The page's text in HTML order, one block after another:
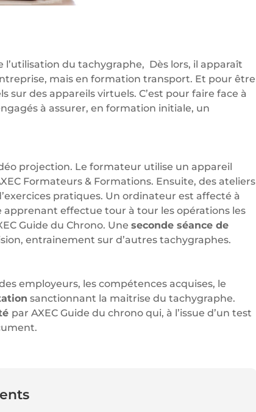
du tachygraphe, Dès lors, il apparaît
mais en formation transport. Et pour être
des appareils virtuels. C’est pour faire face à
à assurer, en formation initiale, un
projection. Le formateur utilise un appareil
Formateurs & Formations. Ensuite, des ateliers
pratiques. Un ordinateur est affecté à
effectue tour à tour les opérations les
Guide du Chrono. Une seconde séance de
entrainement sur d’autres tachygraphes.
employeurs, les compétences acquises, le
sanctionnant la maitrise du tachygraphe.
par AXEC Guide du chrono qui, à l’issue d’un test